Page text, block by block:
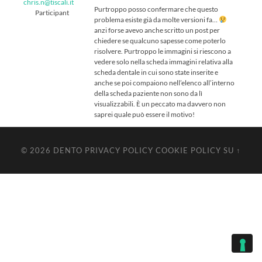
chris.n@tiscali.it
Participant
Purtroppo posso confermare che questo
problema esiste già da molte versioni fa…
anzi forse avevo anche scritto un post per
chiedere se qualcuno sapesse come poterlo
risolvere. Purtroppo le immagini si riescono a
vedere solo nella scheda immagini relativa alla
scheda dentale in cui sono state inserite e
anche se poi compaiono nell’elenco all’interno
della scheda paziente non sono da lì
visualizzabili. È un peccato ma davvero non
saprei quale può essere il motivo!
© 2026 DENTO PRIVACY POLICY COOKIE POLICY SU ↑